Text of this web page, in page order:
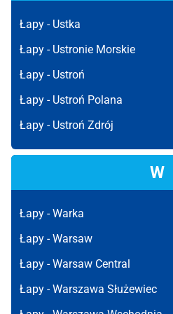
Łapy - Ustka
Łapy - Ustronie Morskie
Łapy - Ustroń
Łapy - Ustroń Polana
Łapy - Ustroń Zdrój
W
Łapy -Warka
Łapy -Warsaw
Łapy -Warsaw Central
Łapy -Warszawa Służewiec